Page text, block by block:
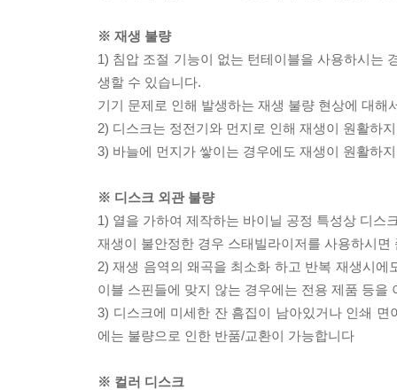
※ 재생 불량
1) 침압 조절 기능이 없는 턴테이블을 사용하시는
생할 수 있습니다.
기기 문제로 인해 발생하는 재생 불량 현상에 대
2) 디스크는 정전기와 먼지로 인해 재생이 원활하
3) 바늘에 먼지가 쌓이는 경우에도 재생이 원활하
※ 디스크 외관 불량
1) 열을 가하여 제작하는 바이닐 공정 특성상 디스
재생이 불안정한 경우 스태빌라이저를 사용하시
2) 재생 음역의 왜곡을 최소화 하고 반복 재생시
이블 스핀들에 맞지 않는 경우에는 전용 제품 등
3) 디스크에 미세한 잔 흠집이 남아있거나 인쇄
에는 불량으로 인한 반품/교환이 가능합니다
※ 컬러 디스크